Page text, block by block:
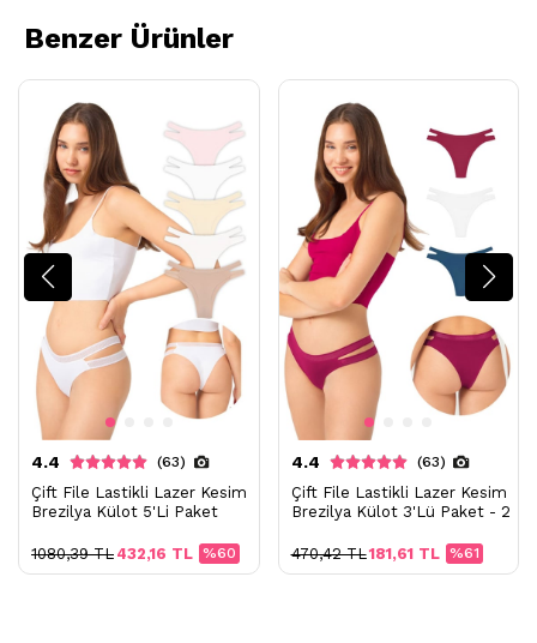
Benzer Ürünler
4.4 (63)
Çift File Lastikli Lazer Kesim
Brezilya Külot 5'Li Paket
%60
432,16 TL
1080,39 TL
4.4 (63)
Çift File Lastikli Lazer Kesim
Brezilya Külot 3'Lü Paket - 2
%61
181,61 TL
470,42 TL